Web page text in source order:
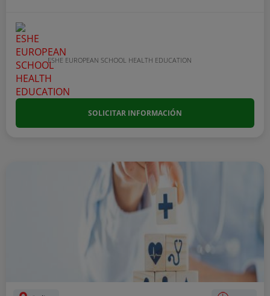
ESHE EUROPEAN SCHOOL HEALTH EDUCATION
SOLICITAR INFORMACIÓN